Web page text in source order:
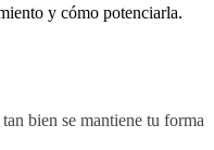
y cómo potenciarla.
bien se mantiene tu forma